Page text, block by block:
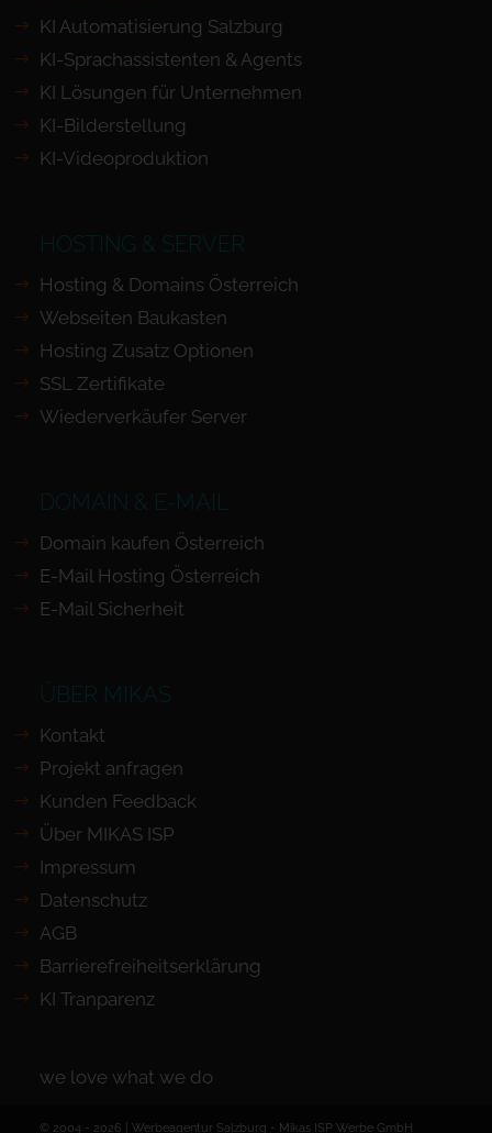
KI Automatisierung Salzburg
KI-Sprachassistenten & Agents
KI Lösungen für Unternehmen
KI-Bilderstellung
KI-Videoproduktion
HOSTING & SERVER
Hosting & Domains Österreich
Webseiten Baukasten
Hosting Zusatz Optionen
SSL Zertifikate
Wiederverkäufer Server
DOMAIN & E-MAIL
Domain kaufen Österreich
E-Mail Hosting Österreich
E-Mail Sicherheit
ÜBER MIKAS
Kontakt
Projekt anfragen
Kunden Feedback
Über MIKAS ISP
Impressum
Datenschutz
AGB
Barrierefreiheits­erklärung
KI Tranparenz
we love what we do
© 2004 - 2026 | Werbeagentur Salzburg - Mikas ISP Werbe GmbH